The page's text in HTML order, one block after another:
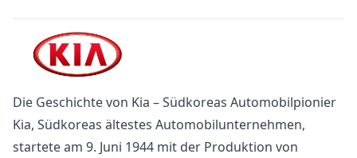
Die Geschichte von Kia – Südkoreas Automobilpionier
Kia, Südkoreas ältestes Automobilunternehmen,
startete am 9. Juni 1944 mit der Produktion von